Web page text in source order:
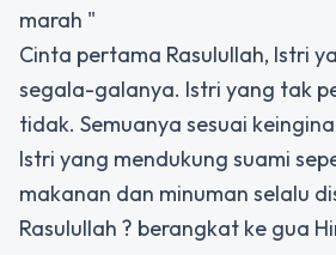
marah "
Cinta pertama Rasulullah, Istri
segala-galanya. Istri yang tak
tidak. Semuanya sesuai
Istri yang mendukung suami
makanan dan minuman selalu
Rasulullah ? berangkat ke gua